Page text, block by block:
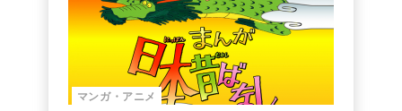
マンガ・アニメ